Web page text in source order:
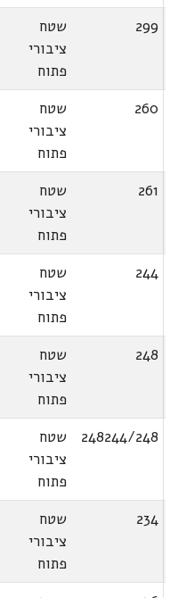
299
שטח
ציבורי
פתוח
260
שטח
ציבורי
פתוח
261
שטח
ציבורי
פתוח
244
שטח
ציבורי
פתוח
248
שטח
ציבורי
פתוח
248244/248
שטח
ציבורי
פתוח
234
שטח
ציבורי
פתוח